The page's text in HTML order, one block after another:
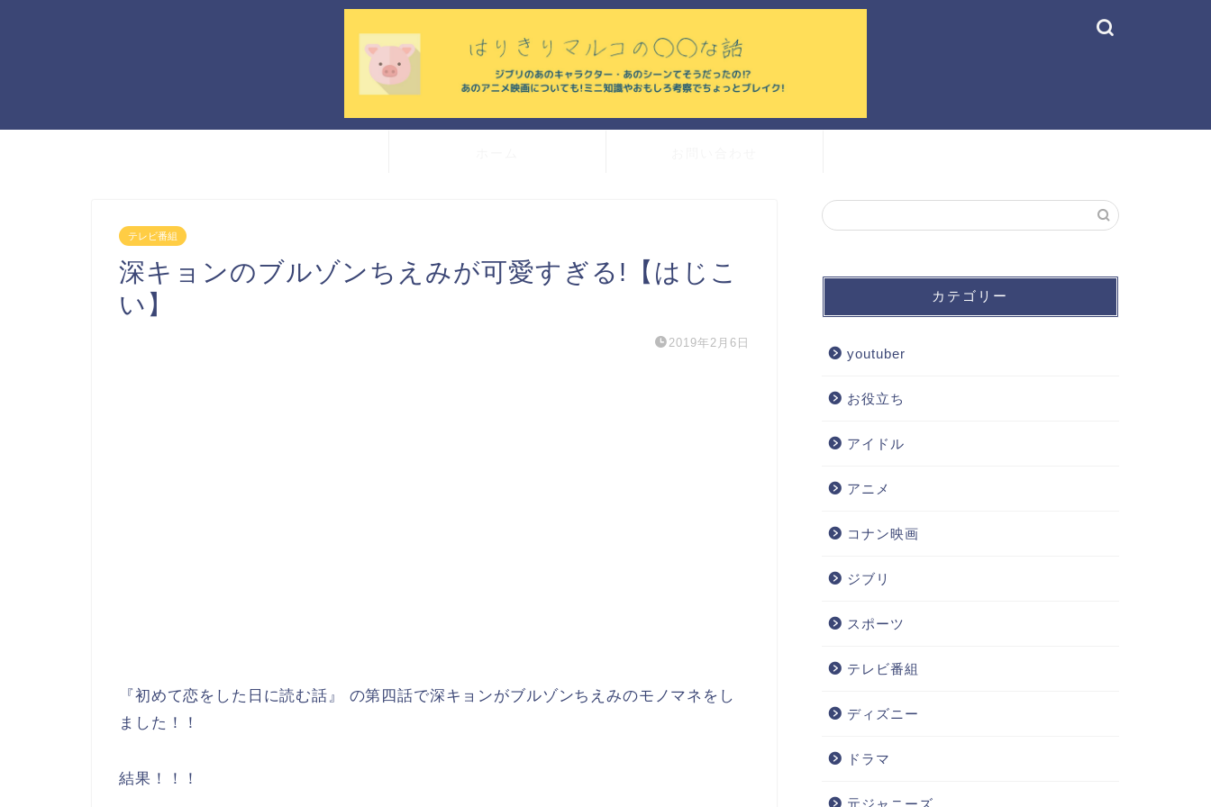
テレビ番組
深キョンのブルゾンちえみが可愛すぎる!【はじこ
い】
2019年2月6日
『初めて恋をした日に読む話』 の第四話で深キョンがブルゾンちえみのモノマネをし
ました！！
結果！！！
カテゴリー
youtuber
お役立ち
アイドル
アニメ
コナン映画
ジブリ
スポーツ
テレビ番組
ディズニー
ドラマ
元ジャニーズ